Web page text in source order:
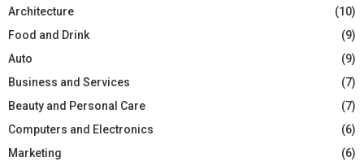
Architecture
(10)
Food and Drink
(9)
Auto
(9)
Business and Services
(7)
Beauty and Personal Care
(7)
Computers and Electronics
(6)
Marketing
(6)